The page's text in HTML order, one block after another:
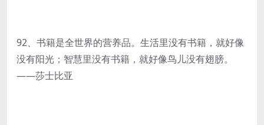
92、书籍是全世界的营养品。生活里没有书籍，就好像
没有阳光；智慧里没有书籍，就好像鸟儿没有翅膀。
——莎士比亚